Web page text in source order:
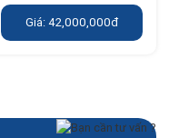
Giá: 42,000,000đ